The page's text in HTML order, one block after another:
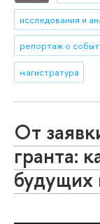
исследования и
репортаж о
магистратура
От
гранта:
будущих